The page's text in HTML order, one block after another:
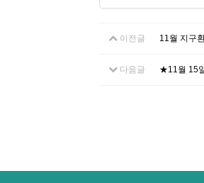
이전글 11월 지구
다음글 ★11월 15